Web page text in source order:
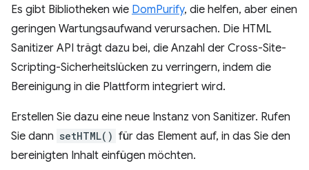
Es gibt Bibliotheken wie DomPurify, die helfen, aber einen
geringen Wartungsaufwand verursachen. Die HTML
Sanitizer API trägt dazu bei, die Anzahl der Cross-Site-
Scripting-Sicherheitslücken zu verringern, indem die
Bereinigung in die Plattform integriert wird.
Erstellen Sie dazu eine neue Instanz von Sanitizer. Rufen
Sie dann setHTML() für das Element auf, in das Sie den
bereinigten Inhalt einfügen möchten.